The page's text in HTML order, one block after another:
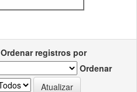
Ordenar registros por
Ordenar